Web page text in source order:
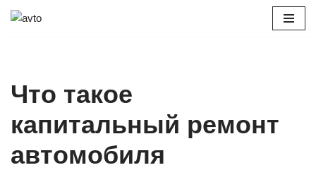
Что такое
капитальный ремонт
автомобиля